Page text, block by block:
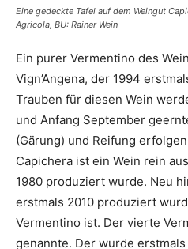
Eine gedeckte Tafel auf dem Weingut
Agricola, BU: Rainer Wein
Ein purer Vermentino des
Vign’Angena, der 1994
Trauben für diesen Wein
und Anfang September
(Gärung) und Reifung
Capichera ist ein Wein rein
1980 produziert wurde. Neu
erstmals 2010 produziert
Vermentino ist. Der vierte
genannte. Der wurde